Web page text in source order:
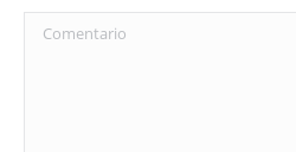
Comentario